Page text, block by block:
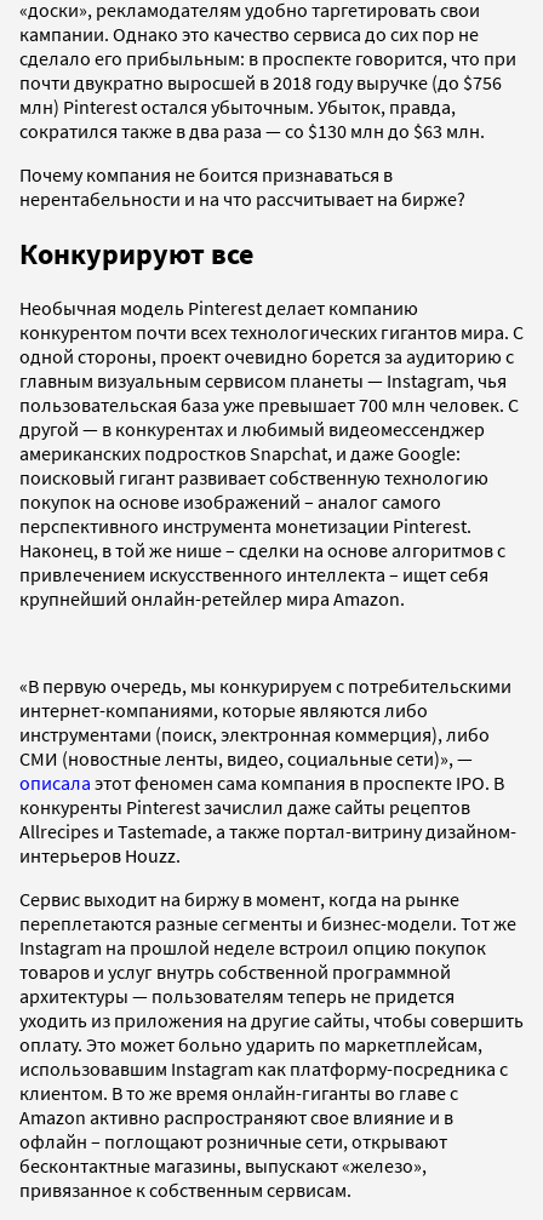
«доски», рекламодателям удобно таргетировать свои
кампании. Однако это качество сервиса до сих пор не
сделало его прибыльным: в проспекте говорится, что при
почти двукратно выросшей в 2018 году выручке (до $756
млн) Pinterest остался убыточным. Убыток, правда,
сократился также в два раза — со $130 млн до $63 млн.
Почему компания не боится признаваться в
нерентабельности и на что рассчитывает на бирже?
Конкурируют все
Необычная модель Pinterest делает компанию
конкурентом почти всех технологических гигантов мира. С
одной стороны, проект очевидно борется за аудиторию с
главным визуальным сервисом планеты — Instagram, чья
пользовательская база уже превышает 700 млн человек. С
другой — в конкурентах и любимый видеомессенджер
американских подростков Snapchat, и даже Google:
поисковый гигант развивает собственную технологию
покупок на основе изображений – аналог самого
перспективного инструмента монетизации Pinterest.
Наконец, в той же нише – сделки на основе алгоритмов с
привлечением искусственного интеллекта – ищет себя
крупнейший онлайн-ретейлер мира Amazon.
«В первую очередь, мы конкурируем с потребительскими
интернет-компаниями, которые являются либо
инструментами (поиск, электронная коммерция), либо
СМИ (новостные ленты, видео, социальные сети)», —
описала этот феномен сама компания в проспекте IPO. В
конкуренты Pinterest зачислил даже сайты рецептов
Allrecipes и Tastemade, а также портал-витрину дизайном-
интерьеров Houzz.
Сервис выходит на биржу в момент, когда на рынке
переплетаются разные сегменты и бизнес-модели. Тот же
Instagram на прошлой неделе встроил опцию покупок
товаров и услуг внутрь собственной программной
архитектуры — пользователям теперь не придется
уходить из приложения на другие сайты, чтобы совершить
оплату. Это может больно ударить по маркетплейсам,
использовавшим Instagram как платформу-посредника с
клиентом. В то же время онлайн-гиганты во главе с
Amazon активно распространяют свое влияние и в
офлайн – поглощают розничные сети, открывают
бесконтактные магазины, выпускают «железо»,
привязанное к собственным сервисам.